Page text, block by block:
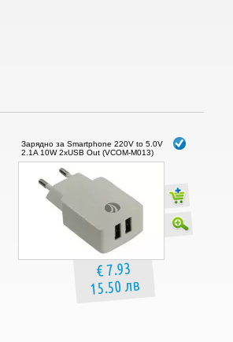
Зарядно за Smartphone 220V to 5.0V
2.1A 10W 2xUSB Out (VCOM-M013)
€ 7.93
15.50 лв